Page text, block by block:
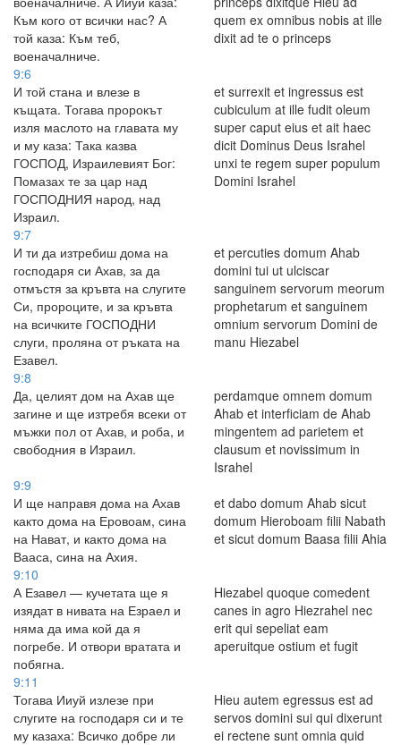
Към кого от всички нас? А
той каза: Към теб,
военачалниче.
quem ex omnibus nobis at ille
dixit ad te o princeps
9:6
И той стана и влезе в
къщата. Тогава пророкът
изля маслото на главата му
и му каза: Така казва
ГОСПОД, Израилевият Бог:
Помазах те за цар над
ГОСПОДНИЯ народ, над
Израил.
et surrexit et ingressus est
cubiculum at ille fudit oleum
super caput eius et ait haec
dicit Dominus Deus Israhel
unxi te regem super populum
Domini Israhel
9:7
И ти да изтребиш дома на
господаря си Ахав, за да
отмъстя за кръвта на слугите
Си, пророците, и за кръвта
на всичките ГОСПОДНИ
слуги, проляна от ръката на
Езавел.
et percuties domum Ahab
domini tui ut ulciscar
sanguinem servorum meorum
prophetarum et sanguinem
omnium servorum Domini de
manu Hiezabel
9:8
Да, целият дом на Ахав ще
загине и ще изтребя всеки от
мъжки пол от Ахав, и роба, и
свободния в Израил.
perdamque omnem domum
Ahab et interficiam de Ahab
mingentem ad parietem et
clausum et novissimum in
Israhel
9:9
И ще направя дома на Ахав
както дома на Еровоам, сина
на Нават, и както дома на
Вааса, сина на Ахия.
et dabo domum Ahab sicut
domum Hieroboam filii Nabath
et sicut domum Baasa filii Ahia
9:10
А Езавел — кучетата ще я
изядат в нивата на Езраел и
няма да има кой да я
погребе. И отвори вратата и
побягна.
Hiezabel quoque comedent
canes in agro Hiezrahel nec
erit qui sepeliat eam
aperuitque ostium et fugit
9:11
Тогава Ииуй излезе при
слугите на господаря си и те
му казаха: Всичко добре ли
Hieu autem egressus est ad
servos domini sui qui dixerunt
ei rectene sunt omnia quid